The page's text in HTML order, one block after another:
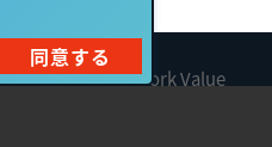
1990-2026 Network Value
同意する